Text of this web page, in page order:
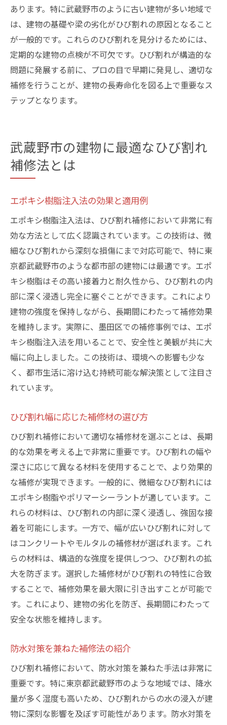
あります。特に武蔵野市のように古い建物が多い地域で
は、建物の基礎や梁の劣化がひび割れの原因となること
が一般的です。これらのひび割れを見分けるためには、
定期的な建物の点検が不可欠です。ひび割れが構造的な
問題に発展する前に、プロの目で早期に発見し、適切な
補修を行うことが、建物の長寿命化を図る上で重要なス
テップとなります。
武蔵野市の建物に最適なひび割れ
補修法とは
エポキシ樹脂注入法の効果と適用例
エポキシ樹脂注入法は、ひび割れ補修において非常に有
効な方法として広く認識されています。この技術は、微
細なひび割れから深刻な損傷にまで対応可能で、特に東
京都武蔵野市のような都市部の建物には最適です。エポ
キシ樹脂はその高い接着力と耐久性から、ひび割れの内
部に深く浸透し完全に塞ぐことができます。これにより
建物の強度を保持しながら、長期間にわたって補修効果
を維持します。実際に、墨田区での補修事例では、エポ
キシ樹脂注入法を用いることで、安全性と美観が共に大
幅に向上しました。この技術は、環境への影響も少な
く、都市生活に溶け込む持続可能な解決策として注目さ
れています。
ひび割れ幅に応じた補修材の選び方
ひび割れ補修において適切な補修材を選ぶことは、長期
的な効果を考える上で非常に重要です。ひび割れの幅や
深さに応じて異なる材料を使用することで、より効果的
な補修が実現できます。一般的に、微細なひび割れには
エポキシ樹脂やポリマーシーラントが適しています。こ
れらの材料は、ひび割れの内部に深く浸透し、強固な接
着を可能にします。一方で、幅が広いひび割れに対して
はコンクリートやモルタルの補修材が選ばれます。これ
らの材料は、構造的な強度を提供しつつ、ひび割れの拡
大を防ぎます。選択した補修材がひび割れの特性に合致
することで、補修効果を最大限に引き出すことが可能で
す。これにより、建物の劣化を防ぎ、長期間にわたって
安全な状態を維持します。
防水対策を兼ねた補修法の紹介
ひび割れ補修において、防水対策を兼ねた手法は非常に
重要です。特に東京都武蔵野市のような地域では、降水
量が多く湿度も高いため、ひび割れからの水の浸入が建
物に深刻な影響を及ぼす可能性があります。防水対策を